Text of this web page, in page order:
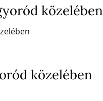
közelében
közelében